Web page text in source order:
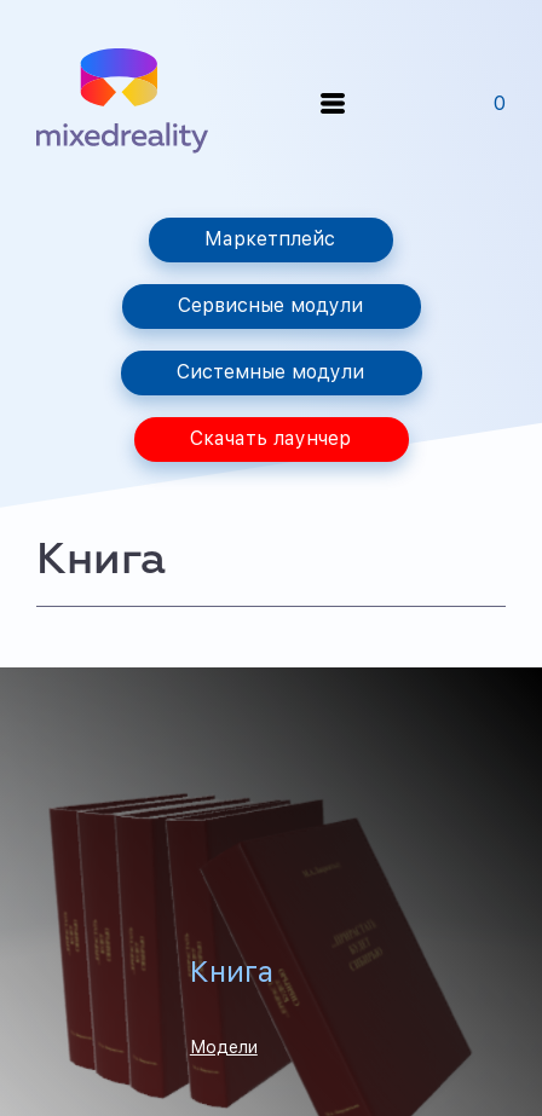
0
Маркетплейс
Сервисные модули
Системные модули
Скачать лаунчер
Книга
Книга
Модели